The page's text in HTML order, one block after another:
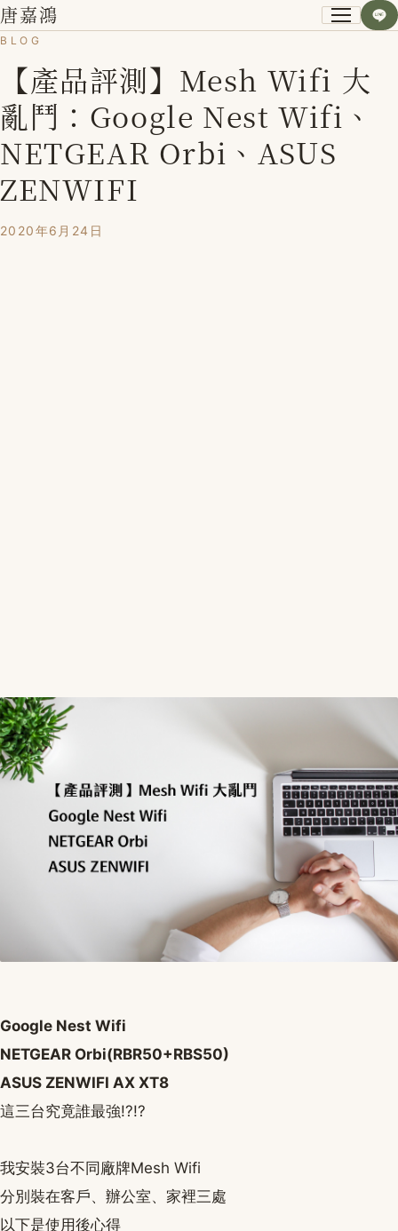
唐嘉鴻
關於我
小資空間改造術
第一次裝潢不後悔
課程紀錄
BLOG
【產品評測】Mesh Wifi 大
亂鬥：Google Nest Wifi、
NETGEAR Orbi、ASUS
ZENWIFI
2020年6月24日
Google Nest Wifi
NETGEAR Orbi(RBR50+RBS50)
ASUS ZENWIFI AX XT8
這三台究竟誰最強!?!?
我安裝3台不同廠牌Mesh Wifi
分別裝在客戶、辦公室、家裡三處
以下是使用後心得